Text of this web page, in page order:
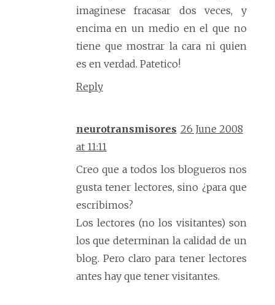
imaginese fracasar dos veces, y
encima en un medio en el que no
tiene que mostrar la cara ni quien
es en verdad. Patetico!
Reply
neurotransmisores 26 June 2008
at 11:11
Creo que a todos los blogueros nos
gusta tener lectores, sino ¿para que
escribimos?
Los lectores (no los visitantes) son
los que determinan la calidad de un
blog. Pero claro para tener lectores
antes hay que tener visitantes.